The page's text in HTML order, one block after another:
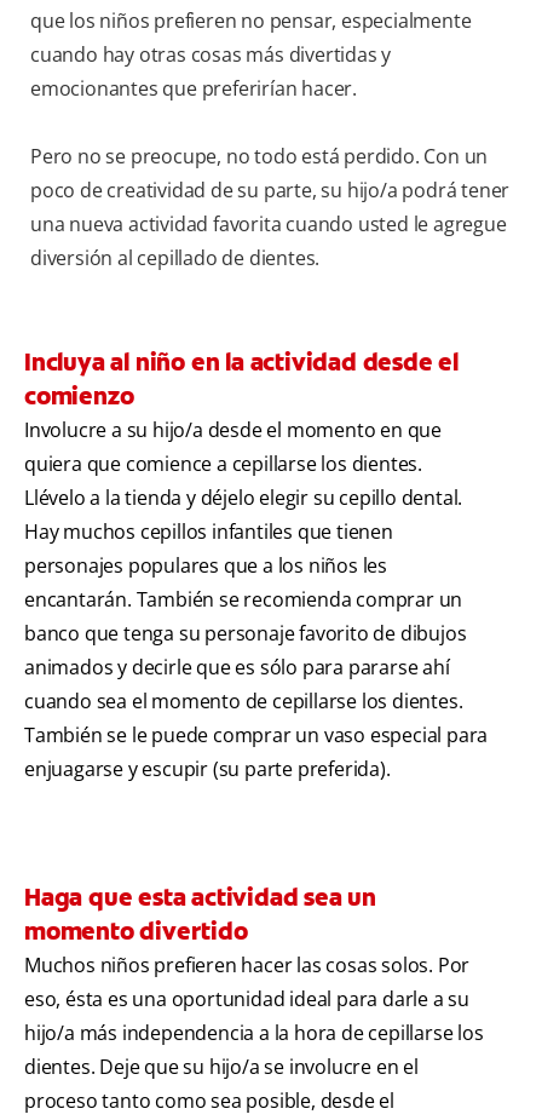
que los niños prefieren no pensar, especialmente
cuando hay otras cosas más divertidas y
emocionantes que preferirían hacer.
Pero no se preocupe, no todo está perdido. Con un
poco de creatividad de su parte, su hijo/a podrá tener
una nueva actividad favorita cuando usted le agregue
diversión al cepillado de dientes.
Incluya al niño en la actividad desde el
comienzo
Involucre a su hijo/a desde el momento en que
quiera que comience a cepillarse los dientes.
Llévelo a la tienda y déjelo elegir su cepillo dental.
Hay muchos cepillos infantiles que tienen
personajes populares que a los niños les
encantarán. También se recomienda comprar un
banco que tenga su personaje favorito de dibujos
animados y decirle que es sólo para pararse ahí
cuando sea el momento de cepillarse los dientes.
También se le puede comprar un vaso especial para
enjuagarse y escupir (su parte preferida).
Haga que esta actividad sea un
momento divertido
Muchos niños prefieren hacer las cosas solos. Por
eso, ésta es una oportunidad ideal para darle a su
hijo/a más independencia a la hora de cepillarse los
dientes. Deje que su hijo/a se involucre en el
proceso tanto como sea posible, desde el